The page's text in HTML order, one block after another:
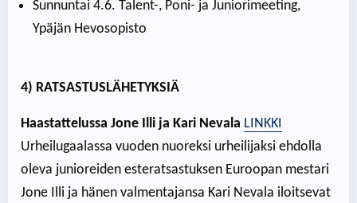
Sunnuntai 4.6. Talent-, Poni- ja Juniorimeeting,
Ypäjän Hevosopisto
4) RATSASTUSLÄHETYKSIÄ
Haastattelussa Jone Illi ja Kari Nevala LINKKI
Urheilugaalassa vuoden nuoreksi urheilijaksi ehdolla
oleva junioreiden esteratsastuksen Euroopan mestari
Jone Illi ja hänen valmentajansa Kari Nevala iloitsevat